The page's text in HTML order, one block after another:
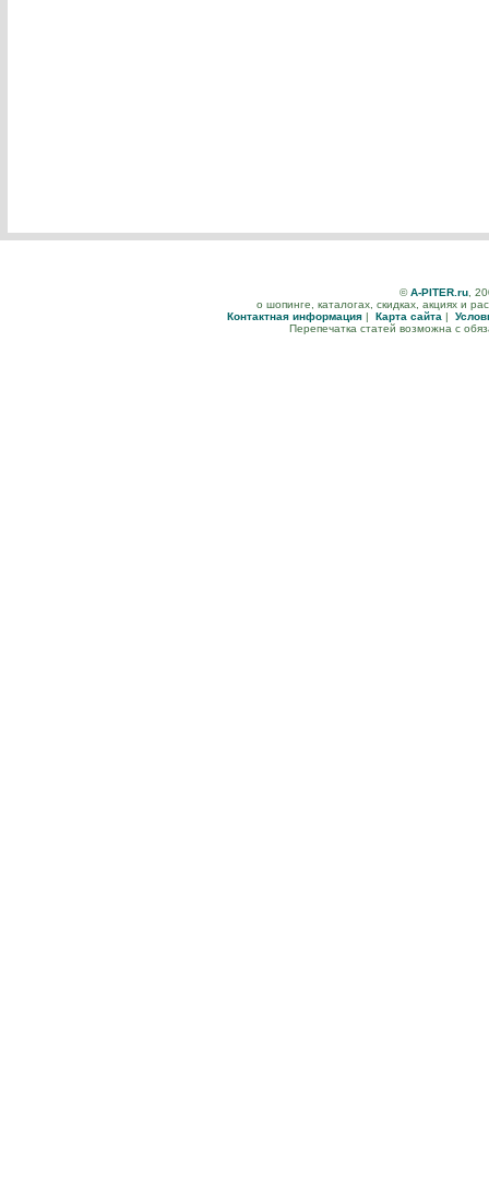
©A-PITER.ru,
о шопинге, каталогах, скидках, акциях и
Контактная информация | Карта сайта |
Перепечатка статей возможна с